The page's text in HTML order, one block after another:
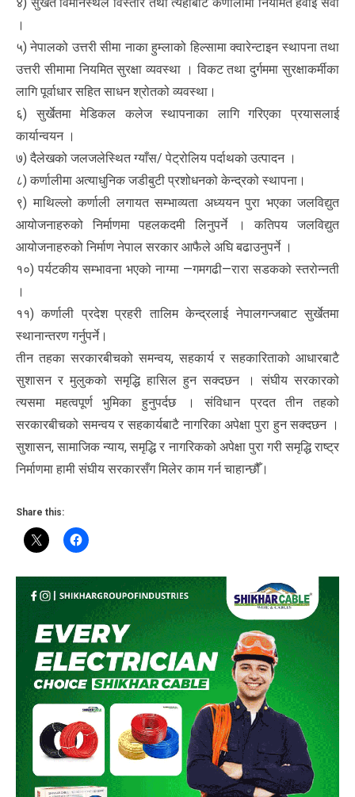
।
५) नेपालको उत्तरी सीमा नाका हुम्लाको हिल्सामा क्वारेन्टाइन स्थापना तथा
उत्तरी सीमामा नियमित सुरक्षा व्यवस्था । विकट तथा दुर्गममा सुरक्षाकर्मीका
लागि पूर्वाधार सहित साधन श्रोतको व्यवस्था।
६) सुर्खेतमा मेडिकल कलेज स्थापनाका लागि गरिएका प्रयासलाई
कार्यान्वयन ।
७) दैलेखको जलजलेस्थित ग्याँस/ पेट्रोलिय पर्दाथको उत्पादन ।
८) कर्णालीमा अत्याधुनिक जडीबुटी प्रशोधनको केन्द्रको स्थापना।
९) माथिल्लो कर्णाली लगायत सम्भाव्यता अध्ययन पुरा भएका जलविद्युत
आयोजनाहरुको निर्माणमा पहलकदमी लिनुपर्ने । कतिपय जलविद्युत
आयोजनाहरुको निर्माण नेपाल सरकार आफैले अघि बढाउनुपर्ने ।
१०) पर्यटकीय सम्भावना भएको नाग्मा —गमगढी—रारा सडकको स्तरोन्नती
।
११) कर्णाली प्रदेश प्रहरी तालिम केन्द्रलाई नेपालगन्जबाट सुर्खेतमा
स्थानान्तरण गर्नुपर्ने।
तीन तहका सरकारबीचको समन्वय, सहकार्य र सहकारिताको आधारबाटै
सुशासन र मुलुकको समृद्धि हासिल हुन सक्दछन । संघीय सरकारको
त्यसमा महत्वपूर्ण भुमिका हुनुपर्दछ । संविधान प्रदत तीन तहको
सरकारबीचको समन्वय र सहकार्यबाटै नागरिका अपेक्षा पुरा हुन सक्दछन ।
सुशासन, सामाजिक न्याय, समृद्धि र नागरिकको अपेक्षा पुरा गरी समृद्धि राष्ट्र
निर्माणमा हामी संघीय सरकारसँग मिलेर काम गर्न चाहान्छौँ।
Share this: